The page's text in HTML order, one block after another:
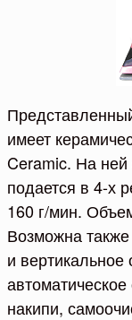
имеет
Ceramic. На ней
подается в 4-х
160 г/мин.
Возможна
и
накипи,